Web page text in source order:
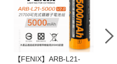
【FENIX】ARB-L21-